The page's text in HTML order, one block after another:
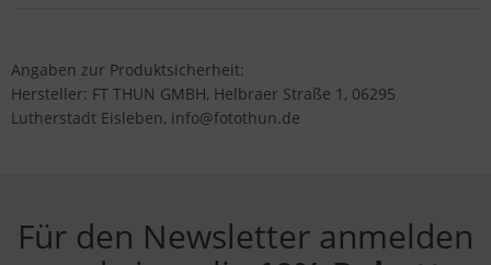
Angaben zur Produktsicherheit:
Hersteller: FT THUN GMBH, Helbraer Straße 1, 06295
Lutherstadt Eisleben, info@fotothun.de
Für den Newsletter anmelden